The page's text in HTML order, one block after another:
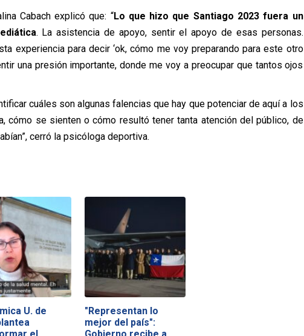
Cabach explicó que: “Lo que hizo que Santiago 2023 fuera un
. La asistencia de apoyo, sentir el apoyo de esas personas.
experiencia para decir ‘ok, cómo me voy preparando para este otro
una presión importante, donde me voy a preocupar que tantos ojos
cuáles son algunas falencias que hay que potenciar de aquí a los
cómo se sienten o cómo resultó tener tanta atención del público, de
cerró la psicóloga deportiva.
U. de
"Representan lo
mejor del país":